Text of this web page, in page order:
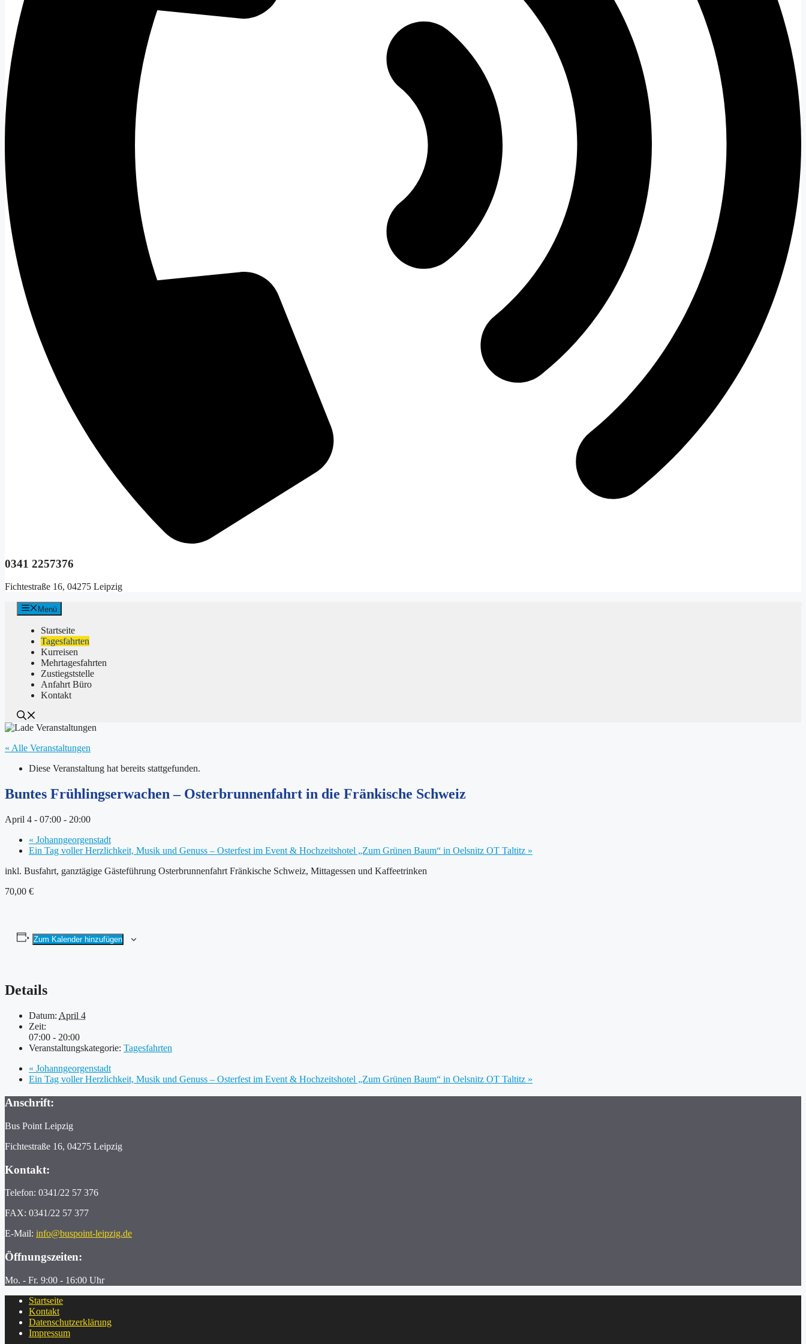
0341 2257376
Fichtestraße 16, 04275 Leipzig
Menü
Startseite
Tagesfahrten
Kurreisen
Mehrtagesfahrten
Zustiegststelle
Anfahrt Büro
Kontakt
« Alle Veranstaltungen
Diese Veranstaltung hat bereits stattgefunden.
Buntes Frühlingserwachen – Osterbrunnenfahrt in die Fränkische Schweiz
April 4 - 07:00 - 20:00
« Johanngeorgenstadt
Ein Tag voller Herzlichkeit, Musik und Genuss – Osterfest im Event & Hochzeitshotel „Zum Grünen Baum“ in Oelsnitz OT Taltitz »
inkl. Busfahrt, ganztägige Gästeführung Osterbrunnenfahrt Fränkische Schweiz, Mittagessen und Kaffeetrinken
70,00 €
Zum Kalender hinzufügen
Details
Datum: April 4
Zeit:
07:00 - 20:00
Veranstaltungskategorie: Tagesfahrten
« Johanngeorgenstadt
Ein Tag voller Herzlichkeit, Musik und Genuss – Osterfest im Event & Hochzeitshotel „Zum Grünen Baum“ in Oelsnitz OT Taltitz »
Anschrift:
Bus Point Leipzig
Fichtestraße 16, 04275 Leipzig
Kontakt:
Telefon: 0341/22 57 376
FAX: 0341/22 57 377
E-Mail: info@buspoint-leipzig.de
Öffnungszeiten:
Mo. - Fr. 9:00 - 16:00 Uhr
Startseite
Kontakt
Datenschutzerklärung
Impressum